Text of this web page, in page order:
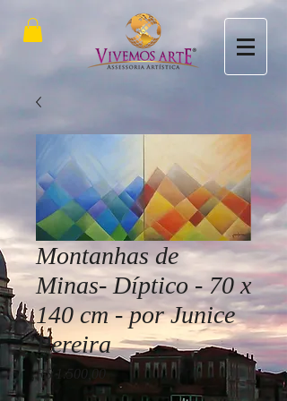
Montanhas de
Minas- Díptico - 70 x
140 cm - por Junice
Pereira
R$ 1.500,00 Preço